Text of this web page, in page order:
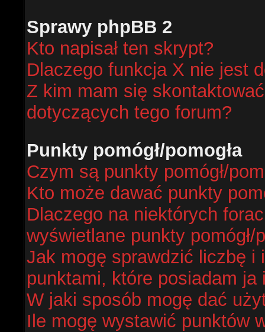
Sprawy phpBB 2
Kto napisał ten skrypt?
Dlaczego funkcja X nie jest
Z kim mam się
dotyczących tego forum?
Punkty pomógł/pomogła
Czym są punkty pomógł/
Kto może dawać punkty
Dlaczego na niektórych
wyświetlane punkty pomógł/
Jak mogę sprawdzić liczbę i
punktami, które posiadam
W jaki sposób mogę dać
Ile mogę wystawić punktów